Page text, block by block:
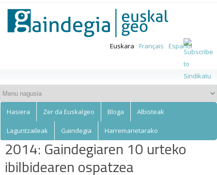
main
content
Euskalgeo
Euskara Français Español
Hasiera Zer da Euskalgeo Bloga Albisteak
Laguntzaileak Gaindegia Harremanetarako
2014: Gaindegiaren 10 urteko
ibilbidearen ospatzea